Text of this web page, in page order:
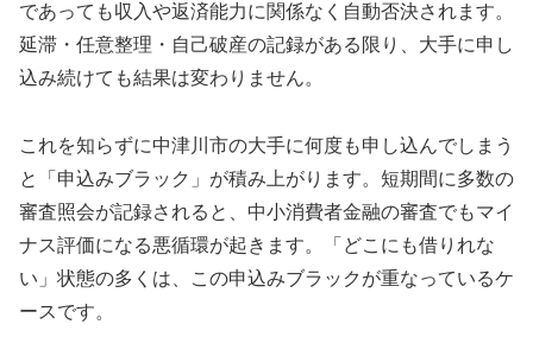
であっても収入や返済能力に関係なく自動否決されます。
延滞・任意整理・自己破産の記録がある限り、大手に申し
込み続けても結果は変わりません。
これを知らずに中津川市の大手に何度も申し込んでしまう
と「申込みブラック」が積み上がります。短期間に多数の
審査照会が記録されると、中小消費者金融の審査でもマイ
ナス評価になる悪循環が起きます。「どこにも借りれな
い」状態の多くは、この申込みブラックが重なっているケ
ースです。